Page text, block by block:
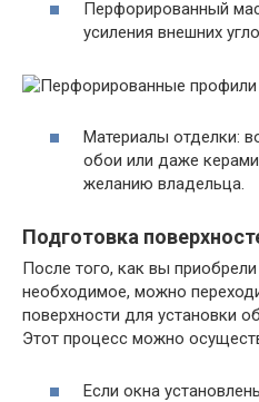
Перфорированный
усиления внешних
Материалы отделки:
обои или даже
желанию владельца.
Подготовка
После того, как вы
необходимое, можно
поверхности для установки
Этот процесс можно
Если окна